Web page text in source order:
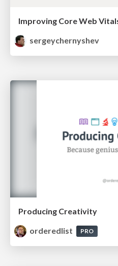
sergeychernyshev
Producing Creativity
orderedlist
PRO